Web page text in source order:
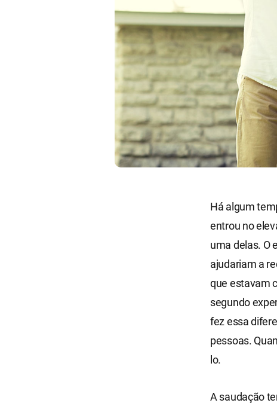
Há algum
entrou no
uma delas. O
ajudariam a
que estavam
segundo
fez essa
pessoas.
lo.
A saudação